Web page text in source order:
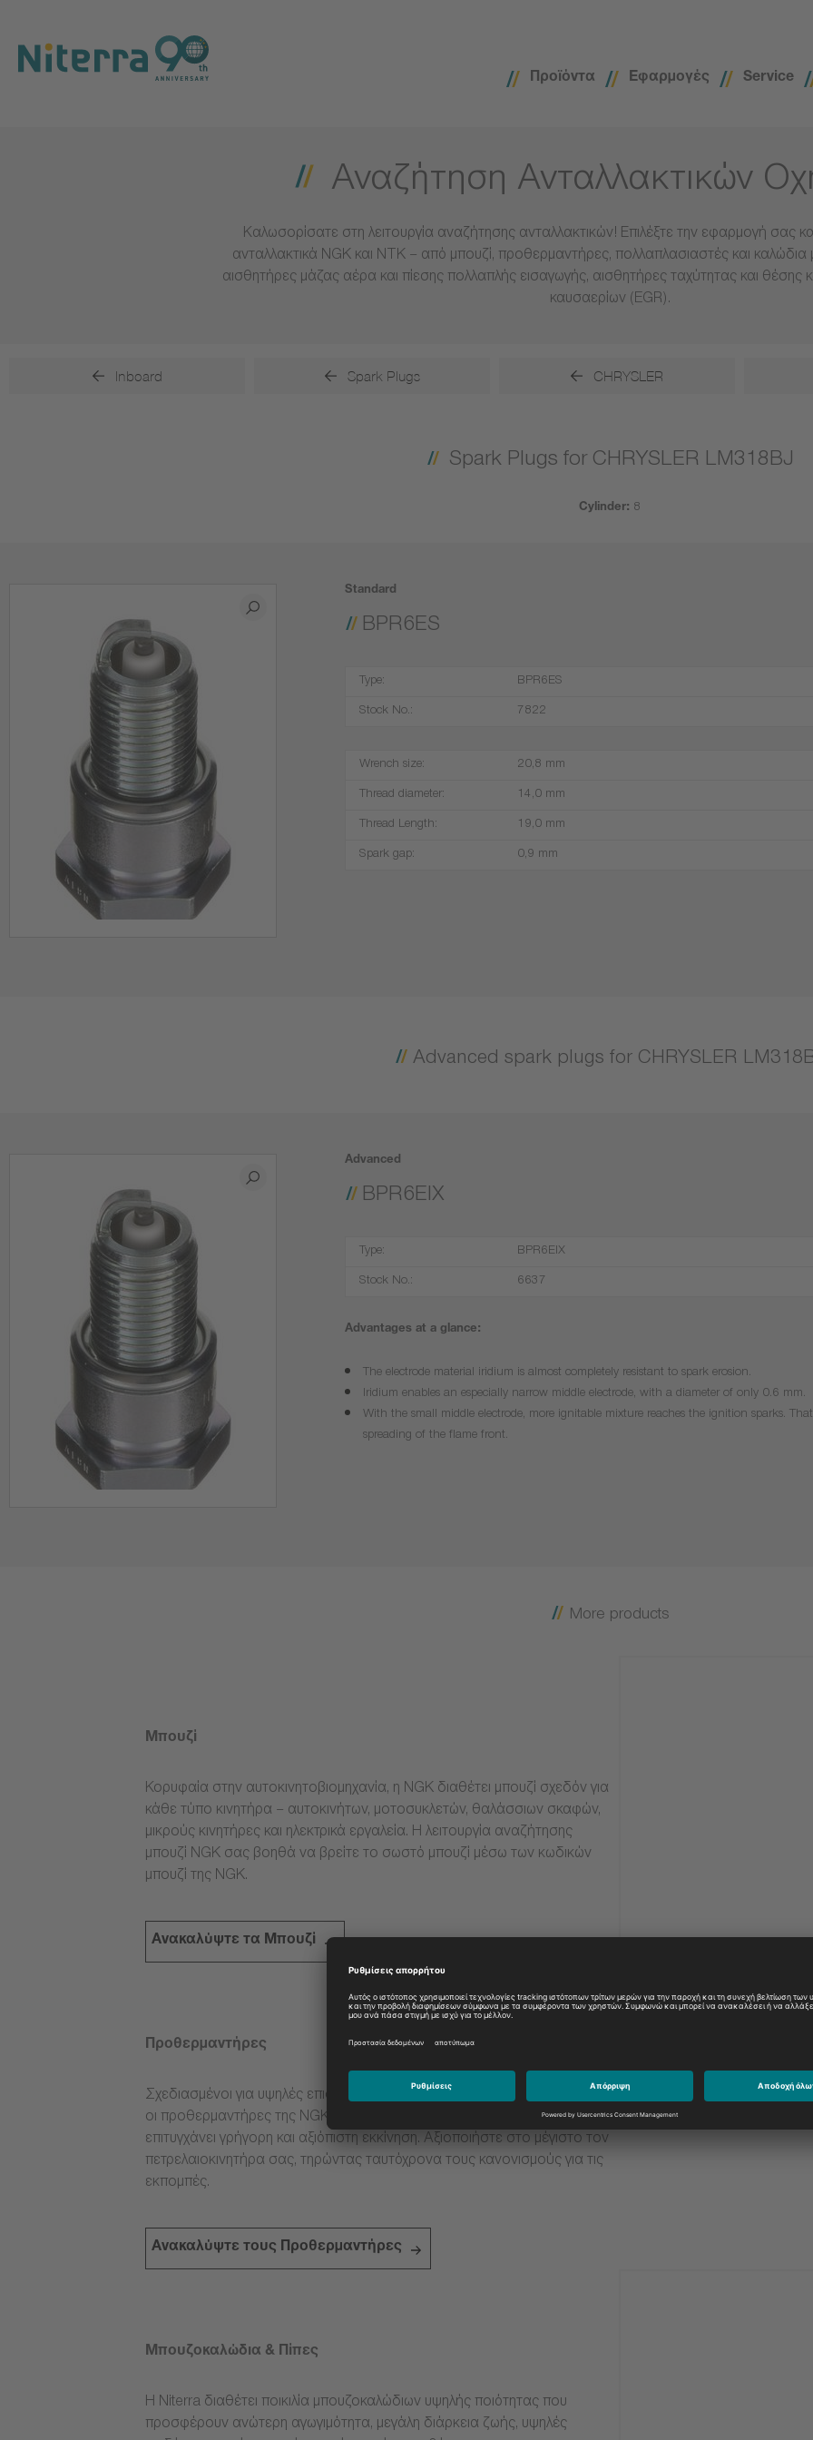
main
navigation
main
content
footer
Προϊόντα
Εφαρμογές Service
Αναζήτηση Ανταλλακτικών
Καλωσορίσατε στη λειτουργία αναζήτησης ανταλλακτικών! Επιλέξτε την εφαρμογή σας
ανταλλακτικά NGK και NTK – από μπουζί, προθερμαντήρες, πολλαπλασιαστές και καλώδια
αισθητήρες μάζας αέρα και πίεσης πολλαπλής εισαγωγής, αισθητήρες ταχύτητας και θέσης
καυσαερίων (EGR).
Inboard Spark Plugs CHRYSLER
Spark Plugs for CHRYSLER LM318BJ
Cylinder: 8
Standard
BPR6ES
Type: BPR6ES
Stock No.: 7822
Wrench size: 20,8 mm
Thread diameter: 14,0 mm
Thread Length: 19,0 mm
Spark gap: 0,9 mm
Advanced spark plugs for CHRYSLER
Advanced
BPR6EIX
Type: BPR6EIX
Stock No.: 6637
Advantages at a glance:
The electrode material iridium is almost completely resistant to spark erosion.
Iridium enables an especially narrow middle electrode, with a diameter of only 0.6 mm.
With the small middle electrode, more ignitable mixture reaches the ignition sparks.
spreading of the flame front.
More products
Μπουζί
Κορυφαία στην αυτοκινητοβιομηχανία, η NGK διαθέτει μπουζί σχεδόν για
κάθε τύπο κινητήρα – αυτοκινήτων, μοτοσυκλετών, θαλάσσιων σκαφών,
μικρούς κινητήρες και ηλεκτρικά εργαλεία. Η λειτουργία αναζήτησης
μπουζί NGK σας βοηθά να βρείτε το σωστό μπουζί μέσω των κωδικών
μπουζί της NGK.
Ανακαλύψτε τα Μπουζί
Προθερμαντήρες
Σχεδιασμένοι για υψηλές επιδόσεις κάτω από τις πιο ακραίες συνθήκες,
οι προθερμαντήρες της NGK βοηθούν τον πετρελαιοκινητήρα σας να
επιτυγχάνει γρήγορη και αξιόπιστη εκκίνηση. Αξιοποιήστε στο μέγιστο τον
πετρελαιοκινητήρα σας, τηρώντας ταυτόχρονα τους κανονισμούς για τις
εκπομπές.
Ανακαλύψτε τους Προθερμαντήρες
Μπουζοκαλώδια & Πίπες
Η Niterra διαθέτει ποικιλία μπουζοκαλώδιων υψηλής ποιότητας που
προσφέρουν ανώτερη αγωγιμότητα, μεγάλη διάρκεια ζωής, υψηλές